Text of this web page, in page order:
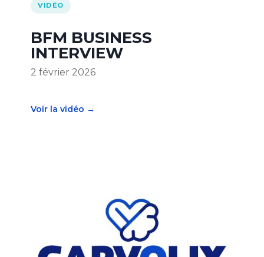
VIDÉO
BFM BUSINESS
INTERVIEW
2 février 2026
Voir la vidéo →